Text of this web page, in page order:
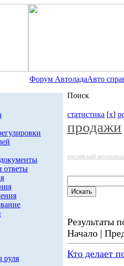
Форум АвтоладаАвто
ответы
руля
Поиск
статистика [x]
продажи
российский авторынок
Результаты
Начало |
Кто делает